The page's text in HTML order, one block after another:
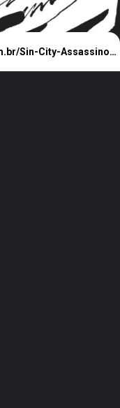
https://www.amazon.com.br/Sin-City-Assassino-Frank-Miller/dp/655514100X?&_encoding=UTF8&tag=metagalaxia-20&linkCode=ur2&linkId=8ed5312893dcafc30f3204d74d9bc56c&camp=1789&creative=9325